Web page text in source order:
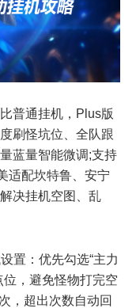
普通挂机，Plus版
刷怪坑位、全队跟
蓝量智能微调;支持
适配坎特鲁、安宁
决挂机空图、乱
置：优先勾选“主力
，避免怪物打完空
，超出次数自动回